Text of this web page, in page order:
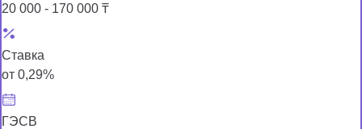
20 000 - 170 000 ₸
Ставка
от 0,29%
ГЭСВ